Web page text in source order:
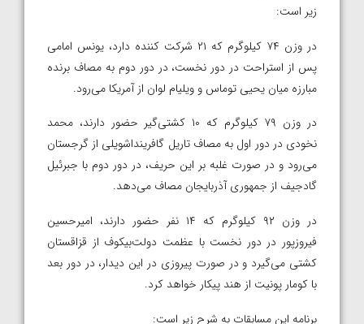
زیر است:
در وزن ۷۴ کیلوگرم که ۲۱ شرکت کننده دارد، یونس امامی
پس از استراحت در دور نخست، در دور دوم به مصاف برنده
مبارزه میان یحیی توماس و ویلیام لوان از آمریکا می‌رود.
در وزن ۷۹ کیلوگرم که ۱۰ کشتی‌گیر حضور دارند، محمد
نخودی در دور اول به مصاف تاریل گافرینداشویلی از گرجستان
می‌رود و در صورت غلبه بر این حریف، در دور دوم با جبرئیل
گادجیف از جمهوری آذربایجان مصاف می‌دهد.
در وزن ۹۲ کیلوگرم که ۱۴ نفر حضور دارند، امیرحسین
فیروزپور در دور نخست با عظمت دولت‌بیکوف از قزاقستان
کشتی می‌گیرد و در صورت پیروزی در این دیدار، در دور بعد
با کومار پونیت از هند پیکار خواهد کرد.
برنامه این مسابقات به شرح زیر است: